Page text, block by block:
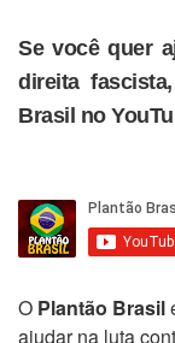
Se você quer
direita
Brasil no
O Plantão Brasil
ajudar na luta